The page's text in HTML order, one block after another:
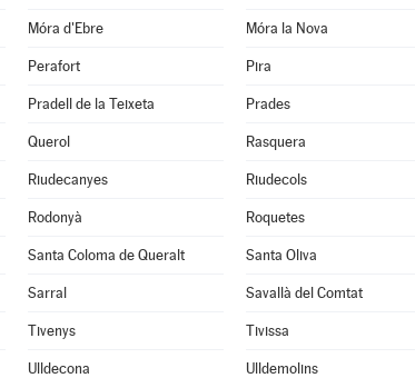
Móra d'Ebre Móra la Nova
Perafort Pira
Pradell de la Teixeta Prades
Querol Rasquera
Riudecanyes Riudecols
Rodonyà Roquetes
Santa Coloma de Queralt Santa Oliva
Sarral Savallà del Comtat
Tivenys Tivissa
Ulldecona Ulldemolins